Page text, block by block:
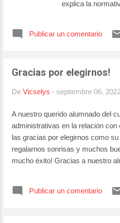
explica la
docente Juan
crecimiento
Publicar un comentario
Gracias por elegirnos!
De Vicselys - septiembre 06,
A nuestro querido alumnado del
administrativas en la relación con
las gracias por elegirnos como
regalarnos sonrisas y muchos
mucho éxito! Gracias a nuestro
Publicar un comentario